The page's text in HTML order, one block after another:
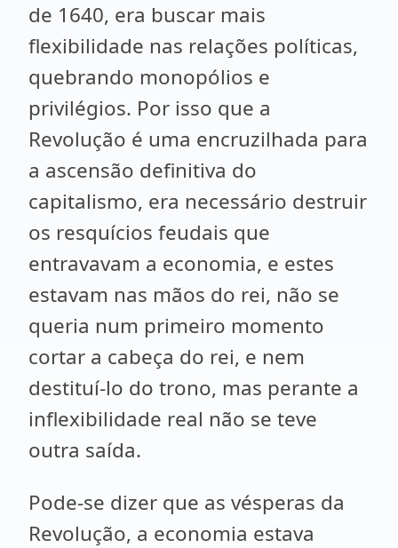
de 1640, era buscar mais
flexibilidade nas relações políticas,
quebrando monopólios e
privilégios. Por isso que a
Revolução é uma encruzilhada para
a ascensão definitiva do
capitalismo, era necessário destruir
os resquícios feudais que
entravavam a economia, e estes
estavam nas mãos do rei, não se
queria num primeiro momento
cortar a cabeça do rei, e nem
destituí-lo do trono, mas perante a
inflexibilidade real não se teve
outra saída.
Pode-se dizer que as vésperas da
Revolução, a economia estava